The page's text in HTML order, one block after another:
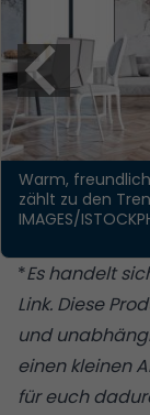
Warm,
zählt zu den
IMAGES/
*Es handelt
Link. Diese
und
einen kleinen
für euch